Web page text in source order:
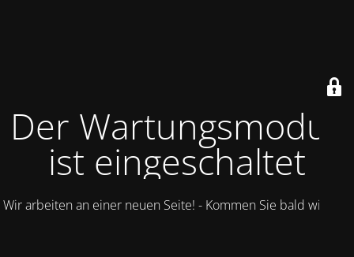
Der Wartungsmodus
ist eingeschaltet
Wir arbeiten an einer neuen Seite! - Kommen Sie bald wieder.